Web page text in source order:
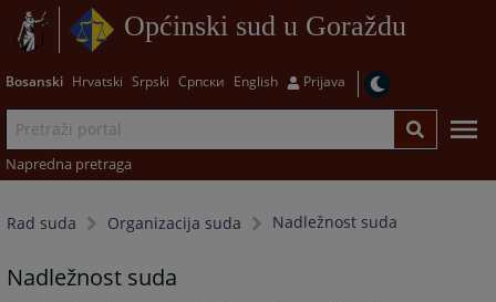
Općinski sud u Goraždu
Bosanski Hrvatski Srpski Српски English Prijava
Napredna pretraga
Rad suda Organizacija suda Nadležnost suda
Nadležnost suda